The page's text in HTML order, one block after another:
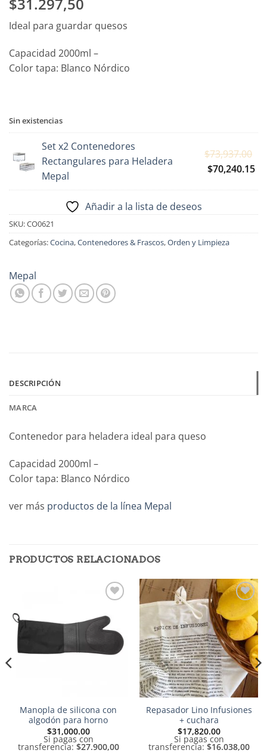
$31.297,50
Ideal para guardar quesos
Capacidad 2000ml –
Color tapa: Blanco Nórdico
Sin existencias
Set x2 Contenedores
Rectangulares para Heladera
Mepal
$73,937.00
$70,240.15El
es:
Añadir a la lista de deseos
SKU:CO0621
Categorías:Cocina,Contenedores & Frascos,Orden y Limpieza
Mepal
DESCRIPCIÓN
MARCA
Contenedor para heladera ideal para queso
Capacidad 2000ml –
Color tapa: Blanco Nórdico
ver más productos de la línea Mepal
PRODUCTOS RELACIONADOS
a la
lista de
deseos
Manopla de silicona con
algodón para horno
$31,000.00
Si pagas con
transferencia: $27.900,00
Añadir
a la
lista de
deseos
Repasador Lino Infusiones
+ cuchara
$17,820.00
Si pagas con
transferencia: $16.038,00